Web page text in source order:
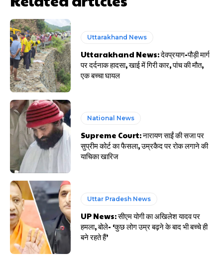
Uttarakhand News
Uttarakhand News: देवप्रयाग-पौड़ी मार्ग
पर दर्दनाक हादसा, खाई में गिरी कार, पांच की मौत,
एक बच्चा घायल
National News
Supreme Court: नारायण साईं की सजा पर
सुप्रीम कोर्ट का फैसला, उम्रकैद पर रोक लगाने की
याचिका खारिज
Uttar Pradesh News
UP News: सीएम योगी का अखिलेश यादव पर
हमला, बोले- ‘कुछ लोग उम्र बढ़ने के बाद भी बच्चे ही
बने रहते हैं’